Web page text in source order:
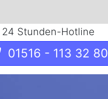
24 Stunden-Hotline
01516 - 113 32 80